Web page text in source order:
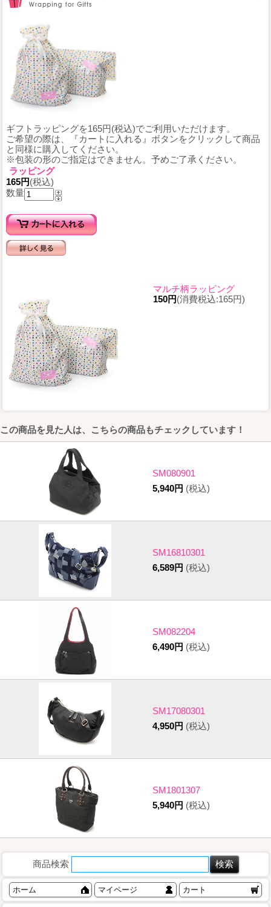
ギフトラッピングを165円(税込)でご利用いただけます。
ご希望の際は、『カートに入れる』ボタンをクリックして商品
と同様に購入してください。
※包装の形のご指定はできません。予めご了承ください。
ラッピング
165円(税込)
数量
マルチ柄ラッピング
150円(消費税込:165円)
この商品を見た人は、こちらの商品もチェックしています！
SM080901
5,940円 (税込)
SM16810301
6,589円 (税込)
SM082204
6,490円 (税込)
SM17080301
4,950円 (税込)
SM1801307
5,940円 (税込)
商品検索
ホーム マイページ カート